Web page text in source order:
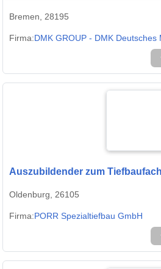
Bremen, 28195
Firma:DMK GROUP - DMK Deutsches
Auszubildender zum
Oldenburg, 26105
Firma:PORR Spezialtiefbau GmbH